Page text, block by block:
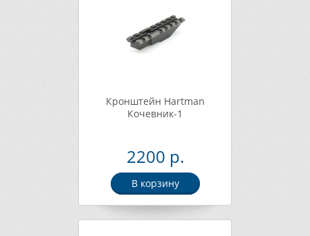
Кронштейн Hartman
Кочевник-1
2200 р.
В корзину